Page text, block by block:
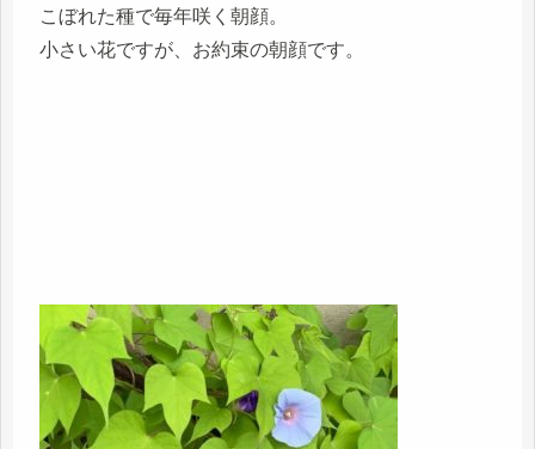
こぼれた種で毎年咲く朝顔。
小さい花ですが、お約束の朝顔です。